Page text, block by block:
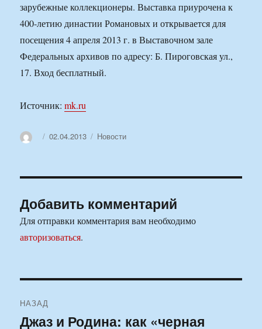
зарубежные коллекционеры. Выставка приурочена к
400-летию династии Романовых и открывается для
посещения 4 апреля 2013 г. в Выставочном зале
Федеральных архивов по адресу: Б. Пироговская ул.,
17. Вход бесплатный.
Источник:mk.ru
АвторОпубликовано
02.04.2013 Рубрики
Новости
Добавить комментарий
Для отправки комментария вам необходимо
авторизоваться.
по
НАЗАД
Предыдущая
Джаз и Родина: как «черная